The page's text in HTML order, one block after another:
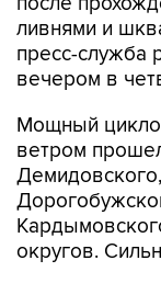
ливнями и
пресс-служба
вечером в
Мощный
ветром
округов.